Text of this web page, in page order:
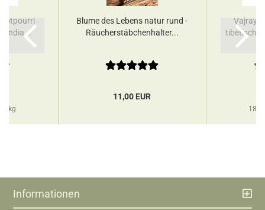
India...
1 kg
Blume des Lebens natur rund -
Räucherstäbchenhalter...
11,00 EUR
tibetische
Informationen